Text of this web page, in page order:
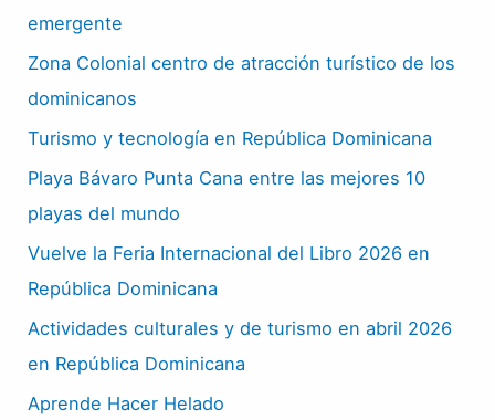
emergente
Zona Colonial centro de atracción turístico de los
dominicanos
Turismo y tecnología en República Dominicana
Playa Bávaro Punta Cana entre las mejores 10
playas del mundo
Vuelve la Feria Internacional del Libro 2026 en
República Dominicana
Actividades culturales y de turismo en abril 2026
en República Dominicana
Aprende Hacer Helado